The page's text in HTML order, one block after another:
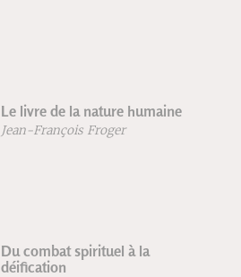
Le livre de la nature humaine
Jean-François Froger
Du combat spirituel à la
déification